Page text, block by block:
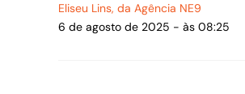
Eliseu Lins, da Agência NE9
6 de agosto de 2025 - às 08:25